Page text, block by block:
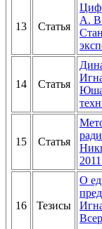
13 Статья
А.
14 Статья
15 Статья
16 Тезисы
О